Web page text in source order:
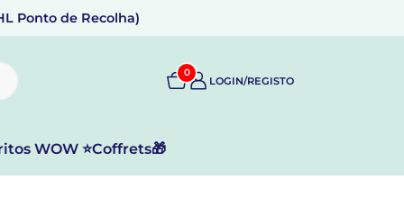
Ponto de Recolha)
0
LOGIN/REGISTO
WOW ⭐Coffrets🎁